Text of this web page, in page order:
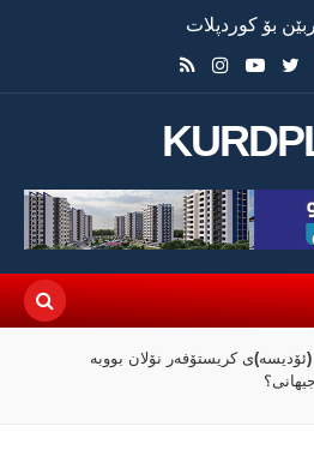
بۆ کوردپلات
کریستۆفەر نۆلان بووبە